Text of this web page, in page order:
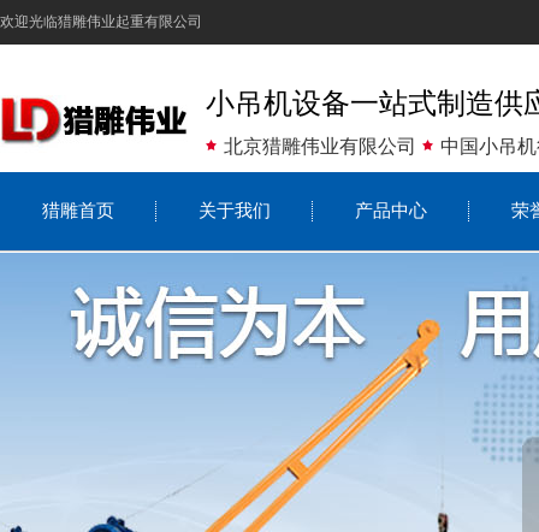
欢迎光临猎雕伟业起重有限公司
小吊机设备一站式制造供
北京猎雕伟业有限公司 中国小吊
猎雕首页 关于我们 产品中心 荣